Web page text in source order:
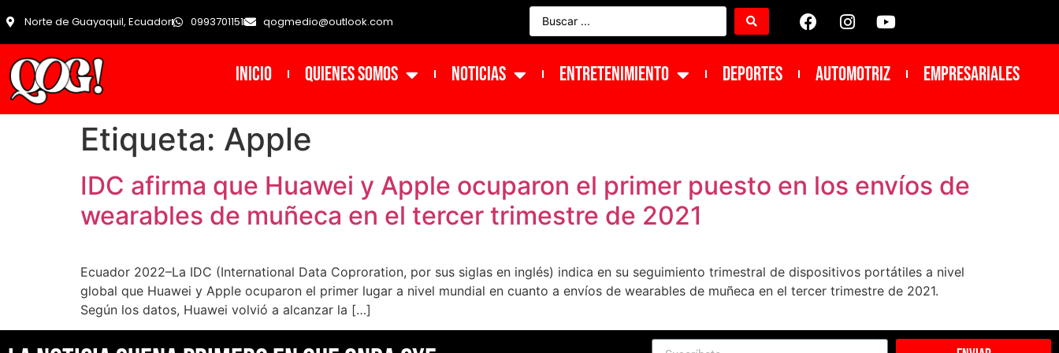
Norte de Guayaquil, Ecuador 0993701151 qogmedio@outlook.com
INICIO Quienes Somos NOTICIAS ENTRETENIMIENTO DEPORTES Automotriz Empresariales
Etiqueta: Apple
IDC afirma que Huawei y Apple ocuparon el primer puesto en los envíos de
wearables de muñeca en el tercer trimestre de 2021
Ecuador 2022–La IDC (International Data Coproration, por sus siglas en inglés) indica en su seguimiento trimestral de dispositivos portátiles a nivel
global que Huawei y Apple ocuparon el primer lugar a nivel mundial en cuanto a envíos de wearables de muñeca en el tercer trimestre de 2021.
Según los datos, Huawei volvió a alcanzar la […]